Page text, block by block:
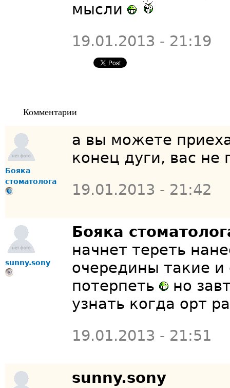
мысли
19.01.2013 - 21:19
Комментарии
Бояка
стоматолога
а вы можете
конец дуги, вас не
19.01.2013 - 21:42
sunny.sony
Бояка
начнет тереть
очередины такие и
потерпеть
но
узнать когда орт
19.01.2013 - 21:51
sunny.sony